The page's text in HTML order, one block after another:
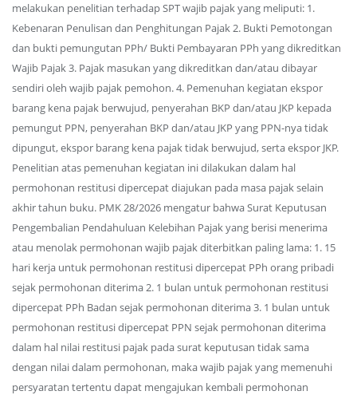
melakukan penelitian terhadap SPT wajib pajak yang meliputi: 1.
Kebenaran Penulisan dan Penghitungan Pajak 2. Bukti Pemotongan
dan bukti pemungutan PPh/ Bukti Pembayaran PPh yang dikreditkan
Wajib Pajak 3. Pajak masukan yang dikreditkan dan/atau dibayar
sendiri oleh wajib pajak pemohon. 4. Pemenuhan kegiatan ekspor
barang kena pajak berwujud, penyerahan BKP dan/atau JKP kepada
pemungut PPN, penyerahan BKP dan/atau JKP yang PPN-nya tidak
dipungut, ekspor barang kena pajak tidak berwujud, serta ekspor JKP.
Penelitian atas pemenuhan kegiatan ini dilakukan dalam hal
permohonan restitusi dipercepat diajukan pada masa pajak selain
akhir tahun buku. PMK 28/2026 mengatur bahwa Surat Keputusan
Pengembalian Pendahuluan Kelebihan Pajak yang berisi menerima
atau menolak permohonan wajib pajak diterbitkan paling lama: 1. 15
hari kerja untuk permohonan restitusi dipercepat PPh orang pribadi
sejak permohonan diterima 2. 1 bulan untuk permohonan restitusi
dipercepat PPh Badan sejak permohonan diterima 3. 1 bulan untuk
permohonan restitusi dipercepat PPN sejak permohonan diterima
dalam hal nilai restitusi pajak pada surat keputusan tidak sama
dengan nilai dalam permohonan, maka wajib pajak yang memenuhi
persyaratan tertentu dapat mengajukan kembali permohonan